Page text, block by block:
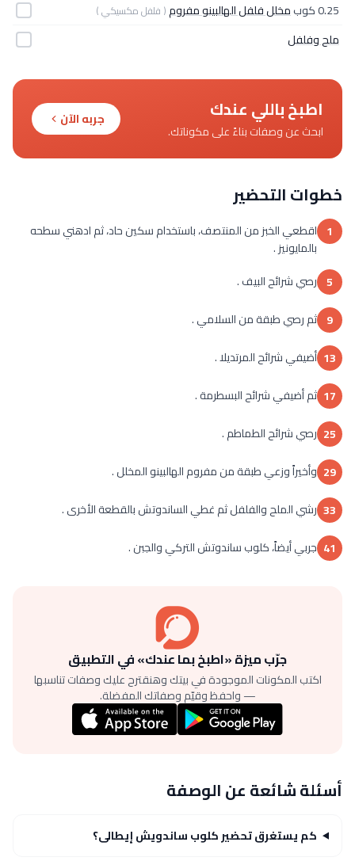
0.25 كوب مخلل فلفل الهالبينو مفروم( فلفل مكسيكي )
ملح وفلفل
اطبخ باللي عندك
ابحث عن وصفات بناءً على مكوناتك.
جربه الآن
خطوات التحضير
1 اقطعي الخبز من المنتصف، باستخدام سكين حاد، ثم ادهني سطحه
بالمايونيز .
5 رصي شرائح البيف .
9 ثم رصي طبقة من السلامي .
13 أضيفي شرائح المرتديلا .
17 ثم أضيفي شرائح البسطرمة .
25 رصي شرائح الطماطم .
29 وأخيراً وزعي طبقة من مفروم الهالبينو المخلل .
33 رشي الملح والفلفل ثم غطي الساندوتش بالقطعة الأخرى .
41 جربي أيضاً، كلوب ساندوتش التركي والجبن .
جرّب ميزة «اطبخ بما عندك» في التطبيق
اكتب المكونات الموجودة في بيتك وهنقترح عليك وصفات تناسبها
— واحفظ وقيّم وصفاتك المفضلة.
أسئلة شائعة عن الوصفة
كم يستغرق تحضير كلوب ساندويش إيطالى؟